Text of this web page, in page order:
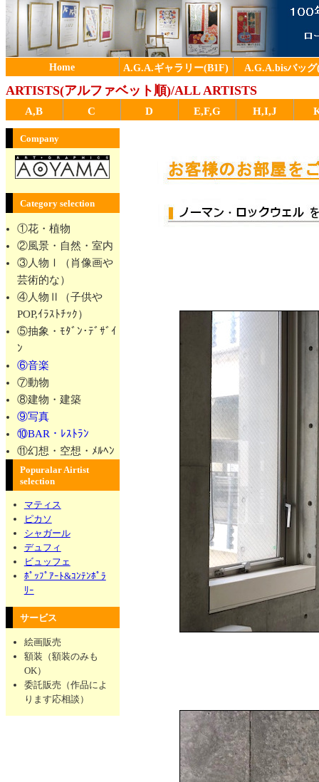
Home A.G.A.ギャラリー(B1F) A.G.A.bisバッグ
ARTISTS(アルファベット順)/ALL ARTISTS
A,B C D E,F,G H,I,J
Company
Category selection
①花・植物
②風景・自然・室内
③人物Ⅰ（肖像画や
芸術的な）
④人物Ⅱ（子供や
POP,ｲﾗｽﾄﾁｯｸ）
⑤抽象・ﾓﾀﾞﾝ･ﾃﾞｻﾞｲ
ﾝ
⑥音楽
⑦動物
⑧建物・建築
⑨写真
⑩BAR・ﾚｽﾄﾗﾝ
⑪幻想・空想・ﾒﾙﾍﾝ
Popuralar Airtist
selection
マティス
ピカソ
シャガール
デュフィ
ビュッフェ
ﾎﾟｯﾌﾟｱｰﾄ&ｺﾝﾃﾝﾎﾟﾗ
ﾘｰ
サービス
絵画販売
額装（額装のみも
OK）
委託販売（作品によ
ります応相談）